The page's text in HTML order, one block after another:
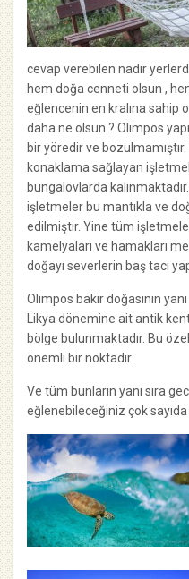
cevap verebilen nadir
hem doğa cenneti olsun ,
eğlencenin en kralına sahip
daha ne olsun ? Olimpos
bir yöredir ve
konaklama sağlayan
bungalovlarda
işletmeler bu mantıkla ve
edilmiştir. Yine tüm
kamelyaları ve hamakları
doğayı severlerin baş tacı
Olimpos bakir doğasının
Likya dönemine ait antik
bölge bulunmaktadır. Bu
önemli bir noktadır.
Ve tüm bunların yanı sıra
eğlenebileceğiniz çok sayıda